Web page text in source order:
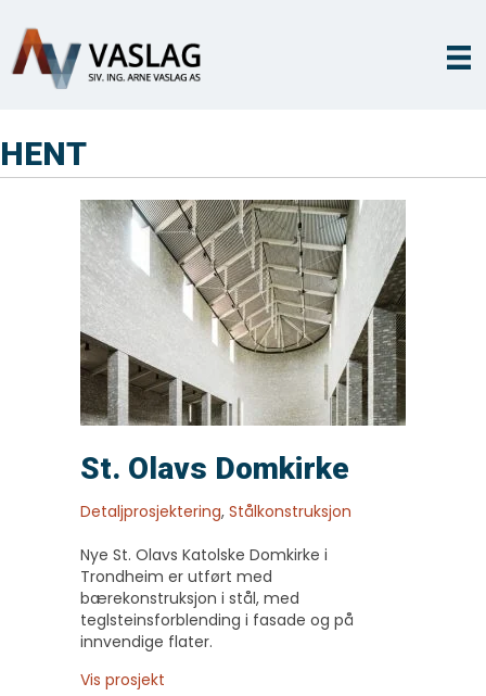
HENT
St. Olavs Domkirke
Detaljprosjektering, Stålkonstruksjon
Nye St. Olavs Katolske Domkirke i
Trondheim er utført med
bærekonstruksjon i stål, med
teglsteinsforblending i fasade og på
innvendige flater.
Vis prosjekt